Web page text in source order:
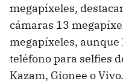
megapíxeles,
cámaras 13
megapíxeles,
teléfono para selfies
Kazam, Gionee o